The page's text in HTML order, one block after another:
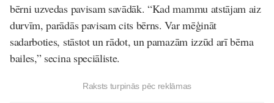
bērni uzvedas pavisam savādāk. “Kad mammu atstājam aiz
durvīm, parādās pavisam cits bērns. Var mēģināt
sadarboties, stāstot un rādot, un pamazām izzūd arī bērna
bailes,” secina speciāliste.
Raksts turpinās pēc reklāmas